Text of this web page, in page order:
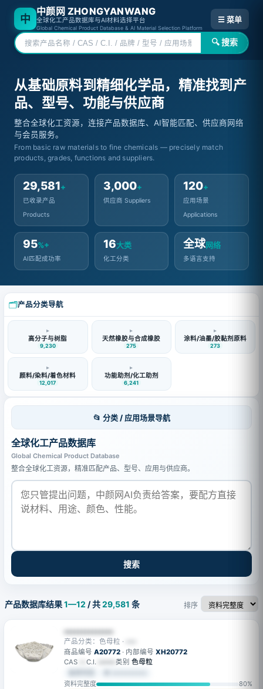
中
中颜网 ZHONGYANWANG
全球化工产品数据库与AI材料选择平台
Global Chemical Product Database & AI Material Selection Platform
🔍 搜索
☰ 菜单
从基础原料到精细化学品，精准找到产
品、型号、功能与供应商
整合全球化工资源，连接产品数据库、AI智能匹配、供应商网络
与会员服务。
From basic raw materials to fine chemicals — precisely match
products, grades, functions and suppliers.
29,581+
已收录产品
Products
3,000+
供应商 Suppliers
120+
应用场景
Applications
95%+
AI匹配成功率
16大类
化工分类
全球网络
多语言支持
🗂️产品分类导航
▸
高分子与树脂
9,230
▸
天然橡胶与合成橡胶
275
▸
涂料/油墨/胶黏剂原料
273
▸
颜料/染料/着色材料
12,017
▸
功能助剂/化工助剂
6,241
📂 分类 / 应用场景导航
全球化工产品数据库
Global Chemical Product Database
整合全球化工资源，精准匹配产品、型号、应用与供应商。
搜索
产品数据库结果1—12 / 共29,581 条 排序
••••••••••••••
产品分类：色母粒 ·
商品编号 A20772 · 内部编号 XH20772
CAS
C.I. 类别 色母粒
资料完整度
80%